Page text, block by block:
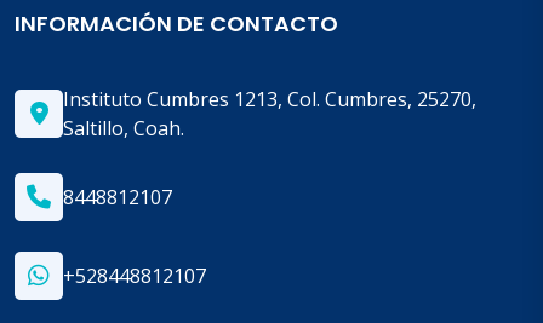
INFORMACIÓN DE CONTACTO
Instituto Cumbres 1213, Col. Cumbres, 25270,
Saltillo, Coah.
8448812107
+528448812107